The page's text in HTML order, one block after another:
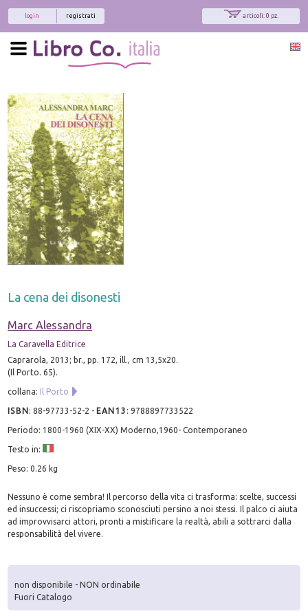
articoli: 0 pz.
registrati
login
La cena dei disonesti
Marc Alessandra
La Caravella Editrice
Caprarola, 2013; br., pp. 172, ill., cm 13,5x20.
(Il Porto. 65).
collana: Il Porto
ISBN:88-97733-52-2 - EAN13 :9788897733522
Periodo: 1800-1960 (XIX-XX) Moderno,1960- Contemporaneo
Testo in:
Peso: 0.26 kg
Nessuno è come sembra! Il percorso della vita ci trasforma: scelte, successi
ed insuccessi; ci riscopriamo sconosciuti persino a noi stessi. Il palco ci aiuta
ad improvvisarci attori, pronti a mistificare la realtà, abili a sottrarci dalla
responsabilità del vivere.
non disponibile - NON ordinabile
Fuori Catalogo